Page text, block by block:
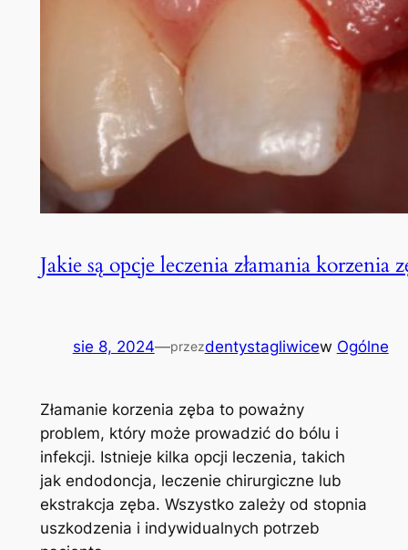
Jakie są opcje leczenia złamania korzenia
sie 8, 2024—przezdentystagliwicew Ogólne
Złamanie korzenia zęba to poważny
problem, który może prowadzić do bólu i
infekcji. Istnieje kilka opcji leczenia, takich
jak endodoncja, leczenie chirurgiczne lub
ekstrakcja zęba. Wszystko zależy od stopnia
uszkodzenia i indywidualnych potrzeb